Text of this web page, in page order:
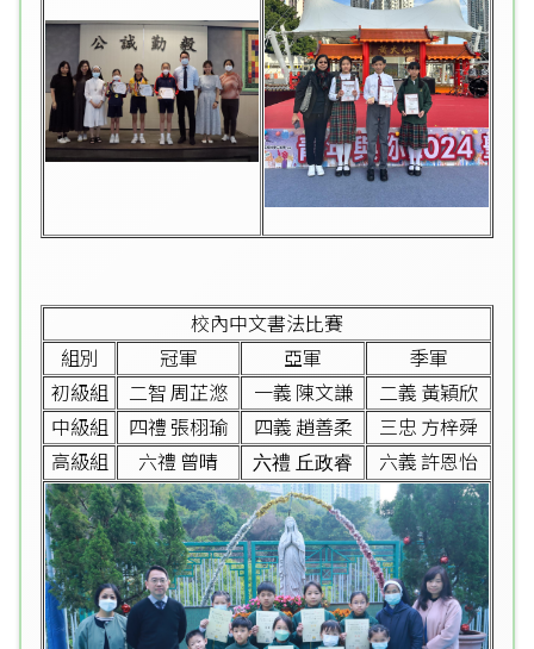
校內中文書法比賽
組別
冠軍 亞軍
季軍
初級組
二智 周芷滺 一義 陳文謙
二義 黃穎欣
中級組
四禮 張栩瑜 四義 趙善柔
三忠 方梓舜
高級組
六禮 曾晴 六禮 丘政睿 六義 許恩怡